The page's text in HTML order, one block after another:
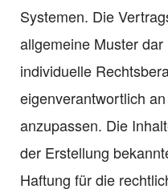
Systemen. Die
allgemeine Muster
individuelle
eigenverantwortlich
anzupassen. Die
der Erstellung
Haftung für die